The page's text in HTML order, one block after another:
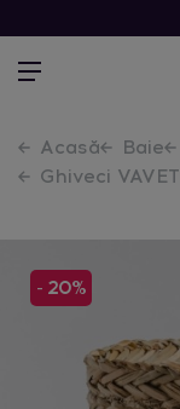
Acasă Baie
Ghiveci
- 20%